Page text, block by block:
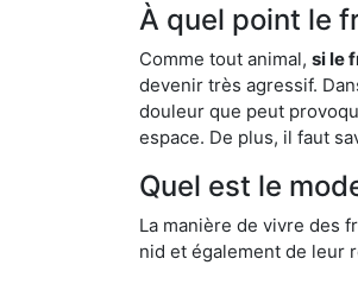
À quel point le
Comme tout animal, si le
devenir très agressif.
douleur que peut
espace. De plus, il faut
Quel est le
La manière de vivre des
nid et également de leur